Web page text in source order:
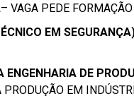
– VAGA PEDE
EM
ENGENHARIA DE
EM